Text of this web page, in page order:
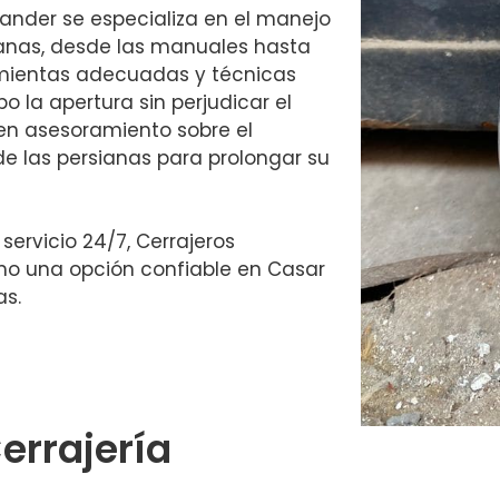
se especializa en el manejo
desde las manuales hasta
adecuadas y técnicas
la apertura sin perjudicar el
asesoramiento sobre el
las persianas para prolongar su
24/7, Cerrajeros
una opción confiable en Casar